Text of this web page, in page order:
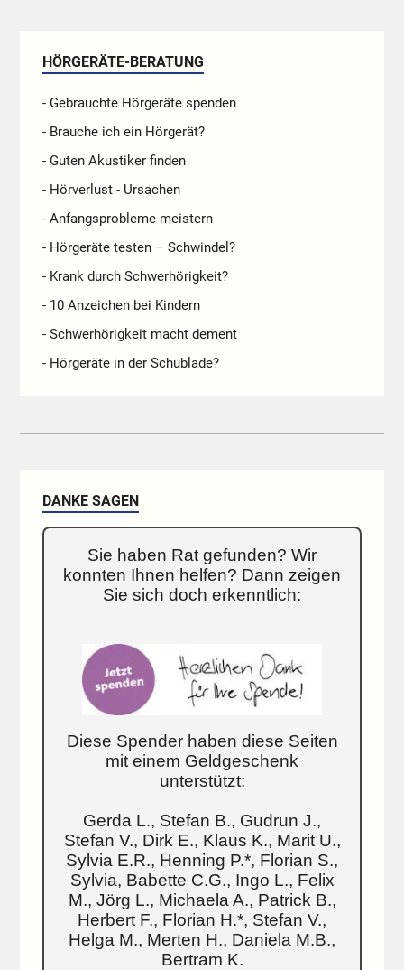
HÖRGERÄTE-BERATUNG
- Gebrauchte Hörgeräte spenden
- Brauche ich ein Hörgerät?
- Guten Akustiker finden
- Hörverlust - Ursachen
- Anfangsprobleme meistern
- Hörgeräte testen – Schwindel?
- Krank durch Schwerhörigkeit?
- 10 Anzeichen bei Kindern
- Schwerhörigkeit macht dement
- Hörgeräte in der Schublade?
DANKE SAGEN
Sie haben Rat gefunden? Wir
konnten Ihnen helfen? Dann zeigen
Sie sich doch erkenntlich:
Diese Spender haben diese Seiten
mit einem Geldgeschenk
unterstützt:
Gerda L., Stefan B., Gudrun J.,
Stefan V., Dirk E., Klaus K., Marit U.,
Sylvia E.R., Henning P.*, Florian S.,
Sylvia, Babette C.G., Ingo L., Felix
M., Jörg L., Michaela A., Patrick B.,
Herbert F., Florian H.*, Stefan V.,
Helga M., Merten H., Daniela M.B.,
Bertram K.